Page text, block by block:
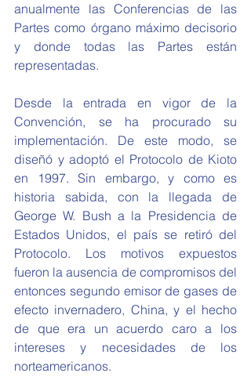
anualmente las Conferencias de las
Partes como órgano máximo decisorio
y donde todas las Partes están
representadas.
Desde la entrada en vigor de la
Convención, se ha procurado su
implementación. De este modo, se
diseñó y adoptó el Protocolo de Kioto
en 1997. Sin embargo, y como es
historia sabida, con la llegada de
George W. Bush a la Presidencia de
Estados Unidos, el país se retiró del
Protocolo. Los motivos expuestos
fueron la ausencia de compromisos del
entonces segundo emisor de gases de
efecto invernadero, China, y el hecho
de que era un acuerdo caro a los
intereses y necesidades de los
norteamericanos.